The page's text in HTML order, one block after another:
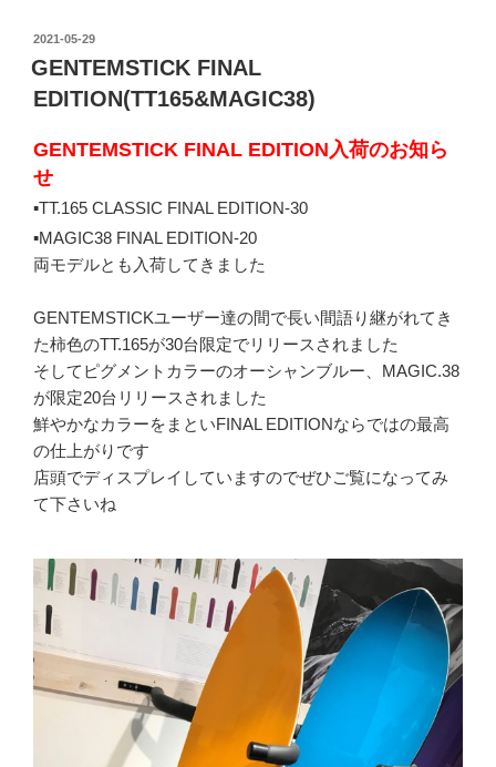
投
稿
日:
2021-05-29
GENTEMSTICK FINAL
EDITION(TT165&MAGIC38)
GENTEMSTICK FINAL EDITION入荷のお知ら
せ
▪️TT.165 CLASSIC FINAL EDITION-30
▪️MAGIC38 FINAL EDITION-20
両モデルとも入荷してきました
GENTEMSTICKユーザー達の間で長い間語り継がれてき
た柿色のTT.165が30台限定でリリースされました
そしてピグメントカラーのオーシャンブルー、 MAGIC.38
が限定20台リリースされました
鮮やかなカラーをまといFINAL EDITIONならではの最高
の仕上がりです
店頭でディスプレイしていますのでぜひご覧になってみ
て下さいね